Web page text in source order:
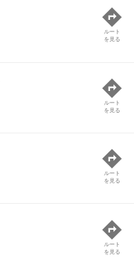
ルート
を見る
ルート
を見る
ルート
を見る
ルート
を見る